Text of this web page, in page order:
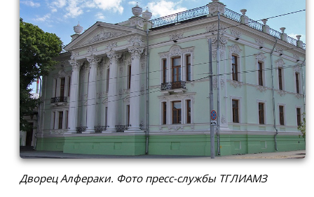
Дворец Алфераки. Фото пресс-службы ТГЛИАМЗ